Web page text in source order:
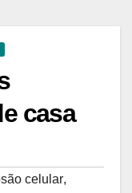
casa
celular,